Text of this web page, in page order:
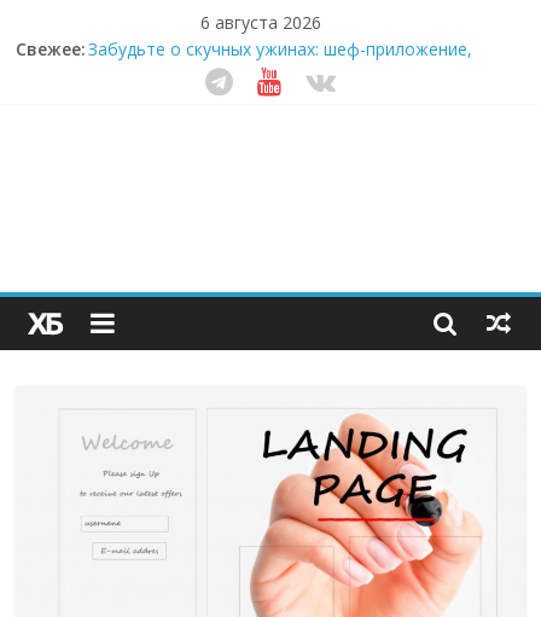
6 августа 2026
Свежее:Забудьте о скучных ужинах: шеф-приложение,
которое видит вашу еду насквозь
Небо зовёт: как бизнес на полётах дронов и
Секрет супергидратации: почему кокосовая вода с
пребиотиками становится главным трендом
здорового питания